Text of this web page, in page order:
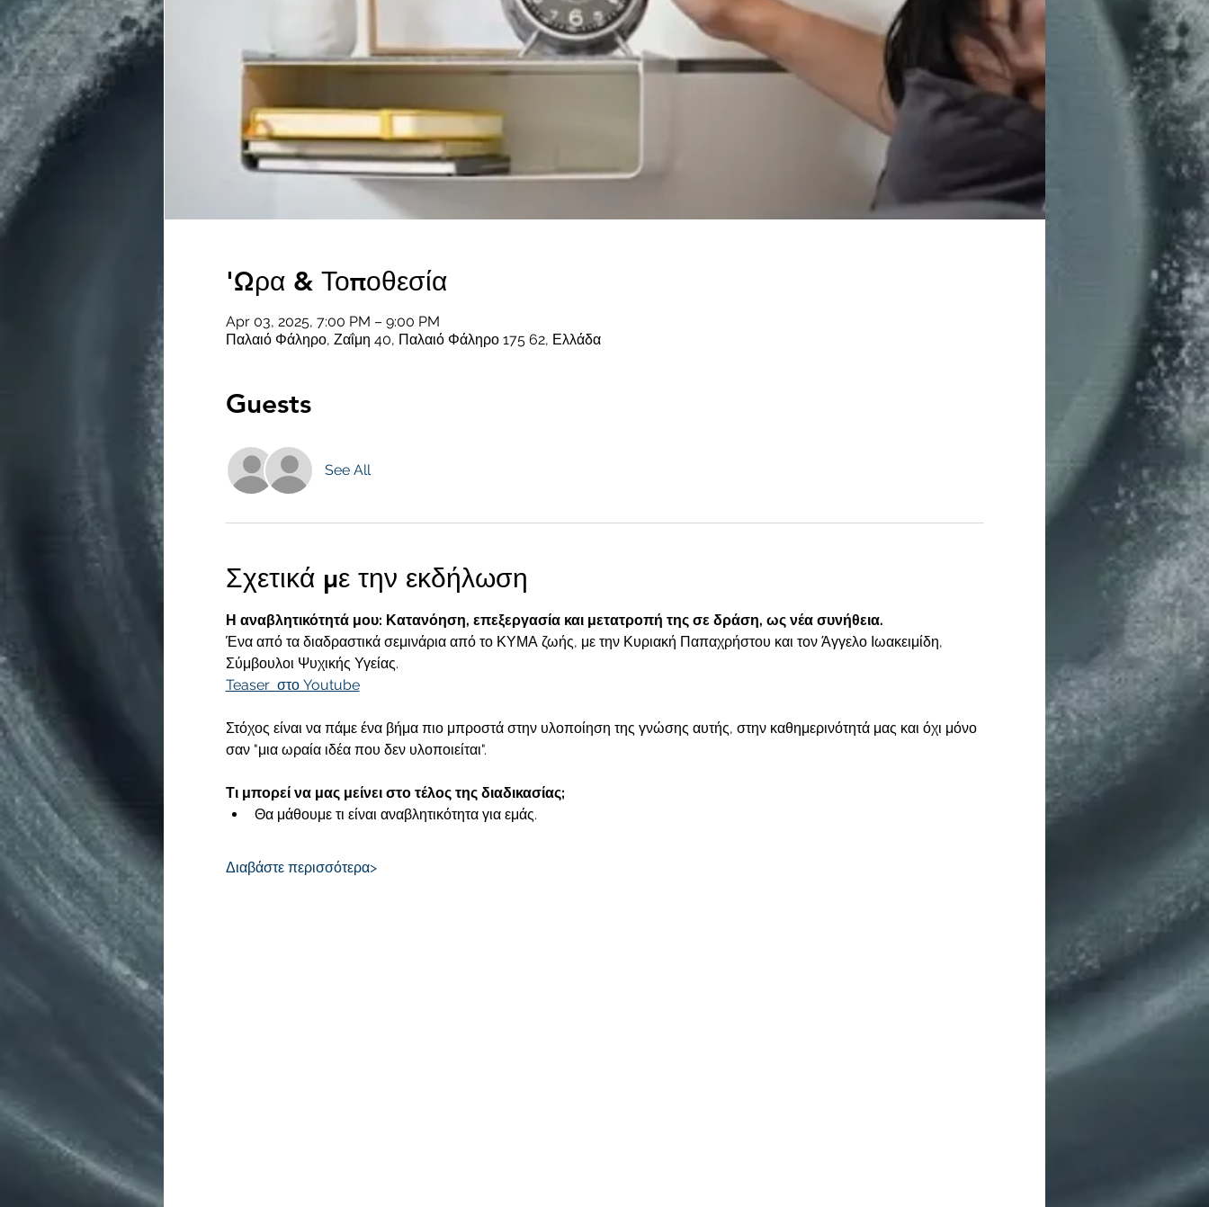
'Ωρα & Τοποθεσία
Apr 03, 2025, 7:00 PM – 9:00 PM
Παλαιό Φάληρο, Ζαΐμη 40, Παλαιό Φάληρο 175 62, Ελλάδα
Guests
See All
Σχετικά με την εκδήλωση
Η αναβλητικότητά μου: Κατανόηση, επεξεργασία και μετατροπή της σε δράση, ως νέα συνήθεια.
Ένα από τα διαδραστικά σεμινάρια από το ΚΥΜΑ ζωής, με την Κυριακή Παπαχρήστου και τον Άγγελο Ιωακειμίδη,
Σύμβουλοι Ψυχικής Υγείας.
Teaser  στο Youtube
Στόχος είναι να πάμε ένα βήμα πιο μπροστά στην υλοποίηση της γνώσης αυτής, στην καθημερινότητά μας και όχι μόνο
σαν "μια ωραία ιδέα που δεν υλοποιείται".
Τι μπορεί να μας μείνει στο τέλος της διαδικασίας;
Θα μάθουμε τι είναι αναβλητικότητα για εμάς.
Διαβάστε περισσότερα>